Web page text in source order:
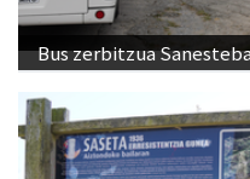
Bus zerbitzua